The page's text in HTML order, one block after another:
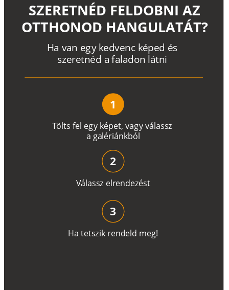
Tölts fel egy képet, vagyválassz
a galériánkból
Ha van egy kedvenc képed és
szeretnéd a faladon látni
SZERETNÉD FELDOBNI AZ
OTTHONOD HANGULATÁT?
1
Válassz elrendezést
2
Ha tetszik rendeld meg!
3